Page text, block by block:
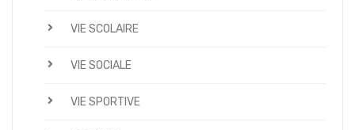
VIE SCOLAIRE
VIE SOCIALE
VIE SPORTIVE